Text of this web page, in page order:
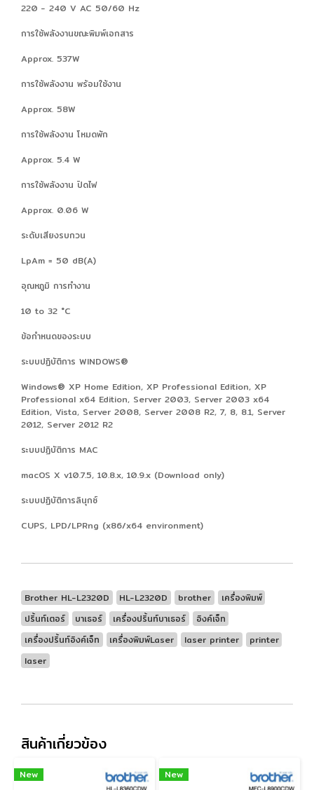
220 - 240 V AC 50/60 Hz
การใช้พลังงานขณะพิมพ์เอกสาร
Approx. 537W
การใช้พลังงาน พร้อมใช้งาน
Approx. 58W
การใช้พลังงาน โหมดพัก
Approx. 5.4 W
การใช้พลังงาน ปิดไฟ
Approx. 0.06 W
ระดับเสียงรบกวน
LpAm = 50 dB(A)
อุณหภูมิ การทำงาน
10 to 32 °C
ข้อกำหนดของระบบ
ระบบปฏิบัติการ WINDOWS®
Windows® XP Home Edition, XP Professional Edition, XP
Professional x64 Edition, Server 2003, Server 2003 x64
Edition, Vista, Server 2008, Server 2008 R2, 7, 8, 8.1, Server
2012, Server 2012 R2
ระบบปฏิบัติการ MAC
macOS X v10.7.5, 10.8.x, 10.9.x (Download only)
ระบบปฏิบัติการลินุกซ์
CUPS, LPD/LPRng (x86/x64 environment)
Brother HL-L2320D HL-L2320D brother
เครื่องพิมพ์
ปริ้นท์เตอร์
บาเธอร์ เครื่องปริ้นท์บาเธอร์
อิงค์เจ็ท
เครื่องปริ้นท์อิงค์เจ็ท
เครื่องพิมพ์Laser laser printer
printer
laser
สินค้าเกี่ยวข้อง
New New